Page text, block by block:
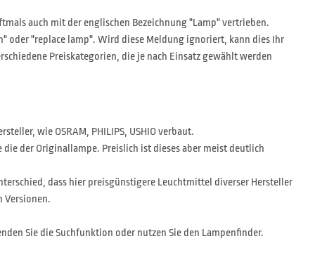
auch mit der englischen Bezeichnung "Lamp" vertrieben.
oder "replace lamp". Wird diese Meldung ignoriert, kann dies Ihr
Preiskategorien, die je nach Einsatz gewählt werden
wie OSRAM, PHILIPS, USHIO verbaut.
der Originallampe. Preislich ist dieses aber meist deutlich
dass hier preisgünstigere Leuchtmittel diverser Hersteller
Versionen.
Sie die Suchfunktion oder nutzen Sie den Lampenfinder.